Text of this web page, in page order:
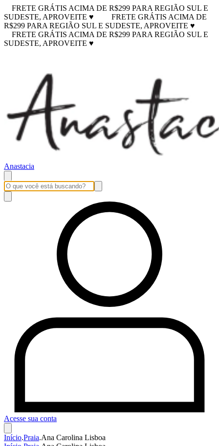
FRETE GRÁTIS ACIMA DE R$299 PARA REGIÃO SUL E
SUDESTE, APROVEITE ♥
FRETE GRÁTIS ACIMA DE
R$299 PARA REGIÃO SUL E SUDESTE, APROVEITE ♥
FRETE GRÁTIS ACIMA DE R$299 PARA REGIÃO SUL E
SUDESTE, APROVEITE ♥
Anastacia
Acesse sua conta
Início.Praia.Ana Carolina Lisboa